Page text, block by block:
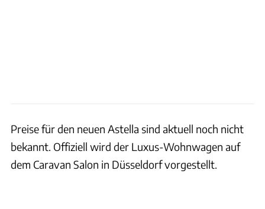
Preise für den neuen Astella sind aktuell noch nicht
bekannt. Offiziell wird der Luxus-Wohnwagen auf
dem Caravan Salon in Düsseldorf vorgestellt.